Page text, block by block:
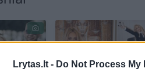
Lrytas.lt - Do Not Process